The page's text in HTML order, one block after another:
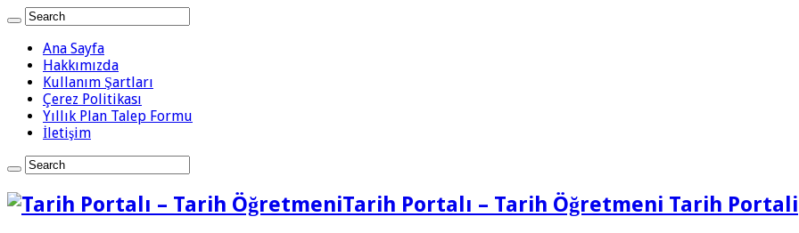
Ana Sayfa
Hakkımızda
Kullanım Şartları
Çerez Politikası
Yıllık Plan Talep Formu
İletişim
Tarih Portalı – Tarih Öğretmeni Tarih Portali